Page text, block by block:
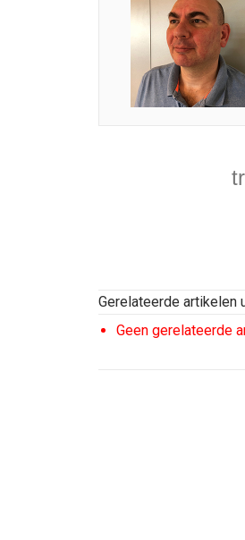
Gerelateerde artikelen
Geen gerelateerde